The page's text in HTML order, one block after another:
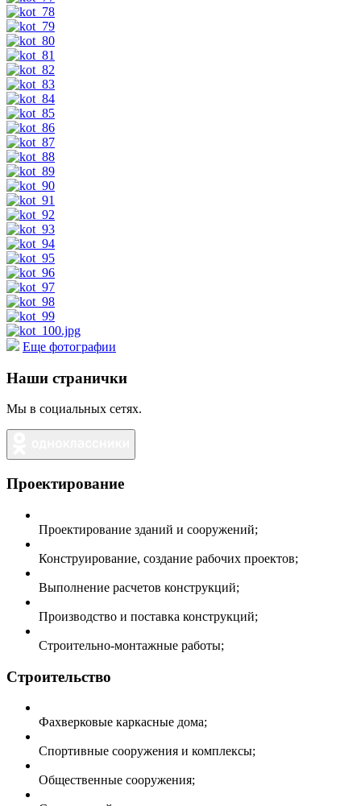
Еще фотографии
Наши странички
Мы в социальных сетях.
Проектирование
Проектирование зданий и сооружений;
Конструирование, создание рабочих проектов;
Выполнение расчетов конструкций;
Производство и поставка конструкций;
Строительно-монтажные работы;
Строительство
Фахверковые каркасные дома;
Спортивные сооружения и комплексы;
Общественные сооружения;